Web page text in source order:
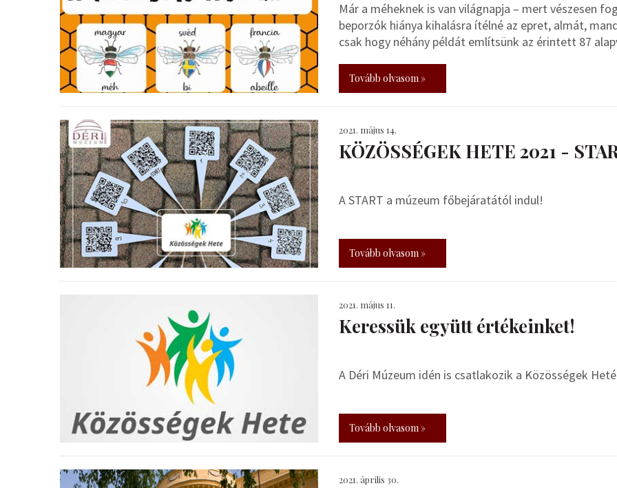
Már a méheknek is van világnapja – mert vészesen
beporzók hiánya kihalásra ítélné az epret, almát,
csak hogy néhány példát említsünk az érintett 87
Tovább olvasom »
2021. május 14.
KÖZÖSSÉGEK HETE 2021 -
A START a múzeum főbejáratától indul!
Tovább olvasom »
2021. május 11.
Keressük együtt értékeinket!
A Déri Múzeum idén is csatlakozik a Közösségek
Tovább olvasom »
2021. április 30.